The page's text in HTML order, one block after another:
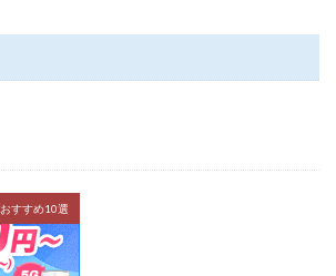
おすすめ10選